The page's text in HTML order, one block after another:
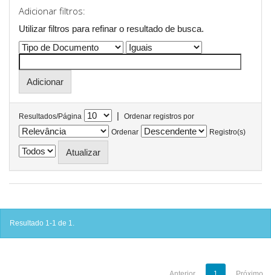
Adicionar filtros:
Utilizar filtros para refinar o resultado de busca.
Resultados/Página |
Ordenar registros por
Ordenar
Registro(s)
Resultado 1-1 de 1.